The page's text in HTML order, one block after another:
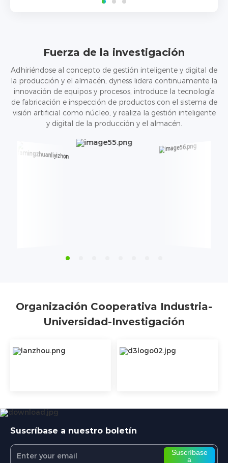
Fuerza de la investigación
Adhiriéndose al concepto de gestión inteligente y digital de
la producción y el almacén, dyness lidera continuamente la
innovación de equipos y procesos, introduce la tecnología
de fabricación e inspección de productos con el sistema de
visión artificial como núcleo, y realiza la gestión inteligente
y digital de la producción y el almacén.
Organización Cooperativa Industria-
Universidad-Investigación
Suscríbase a nuestro boletín
Suscríbase
a